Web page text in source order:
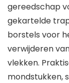
gereedschap
gekartelde
borstels voor
verwijderen
vlekken.
mondstukken,